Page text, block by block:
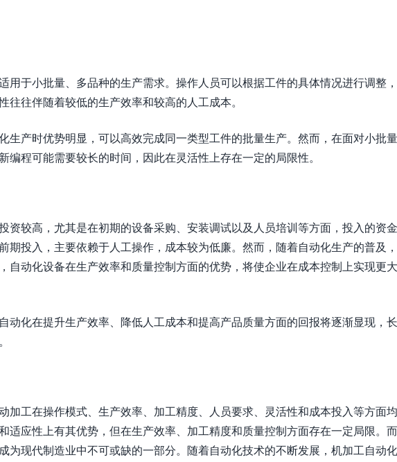
用于小批量、多品种的生产需求。操作人员可以根据工件的具体情况进行调整
往伴随着较低的生产效率和较高的人工成本。
生产时优势明显，可以高效完成同一类型工件的批量生产。然而，在面对小批
编程可能需要较长的时间，因此在灵活性上存在一定的局限性。
资较高，尤其是在初期的设备采购、安装调试以及人员培训等方面，投入的资
期投入，主要依赖于人工操作，成本较为低廉。然而，随着自动化生产的普及
自动化设备在生产效率和质量控制方面的优势，将使企业在成本控制上实现更
动化在提升生产效率、降低人工成本和提高产品质量方面的回报将逐渐显现，
加工在操作模式、生产效率、加工精度、人员要求、灵活性和成本投入等方面
适应性上有其优势，但在生产效率、加工精度和质量控制方面存在一定局限。
为现代制造业中不可或缺的一部分。随着自动化技术的不断发展，机加工自动